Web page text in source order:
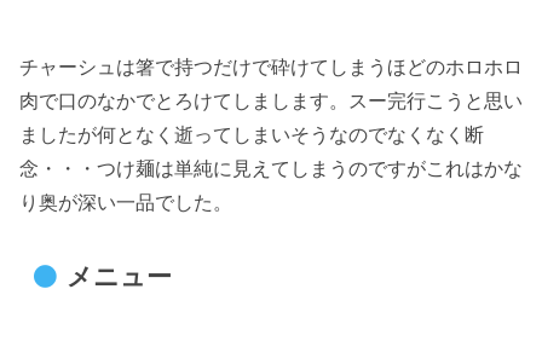
チャーシュは箸で持つだけで砕けてしまうほどのホロホロ
肉で口のなかでとろけてしまします。スー完行こうと思い
ましたが何となく逝ってしまいそうなのでなくなく断
念・・・つけ麺は単純に見えてしまうのですがこれはかな
り奥が深い一品でした。
メニュー